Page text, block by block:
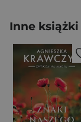
Inne książki